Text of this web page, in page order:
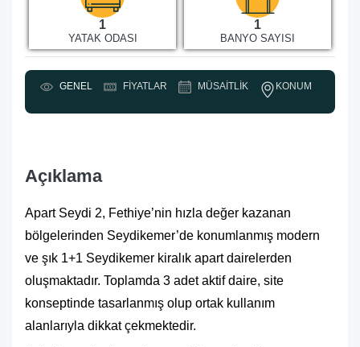
1
YATAK ODASI
1
BANYO SAYISI
GENEL FIYATLAR MÜSAITLIK KONUM
Açıklama
Apart Seydi 2, Fethiye’nin hızla değer kazanan
bölgelerinden Seydikemer’de konumlanmış modern
ve şık 1+1 Seydikemer kiralık apart dairelerden
oluşmaktadır. Toplamda 3 adet aktif daire, site
konseptinde tasarlanmış olup ortak kullanım
alanlarıyla dikkat çekmektedir.